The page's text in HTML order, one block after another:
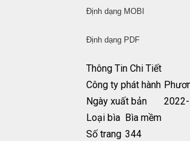
Định dạng
Định dạng
Thông Tin Chi Tiết
Công ty phát hành
Ngày xuất bản
Loại bìa Bìa mềm
Số trang 344